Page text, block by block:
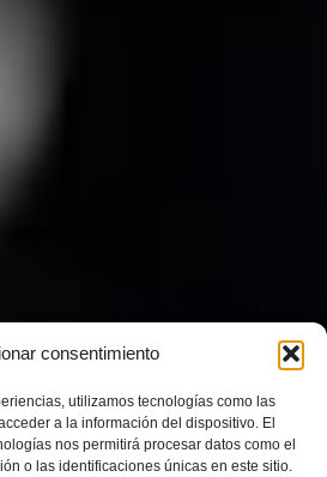
consentimiento
utilizamos tecnologías como las
a la información del dispositivo. El
nos permitirá procesar datos como el
o las identificaciones únicas en este sitio.